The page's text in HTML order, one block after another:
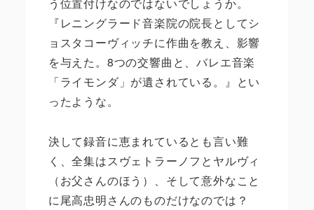
『レニングラード音楽院の院長としてシ
ョスタコーヴィッチに作曲を教え、影響
を与えた。8つの交響曲と、バレエ音楽
「ライモンダ」が遺されている。』とい
ったような。
決して録音に恵まれているとも言い難
く、全集はスヴェトラーノフとヤルヴィ
（お父さんのほう）、そして意外なこと
に尾高忠明さんのものだけなのでは？